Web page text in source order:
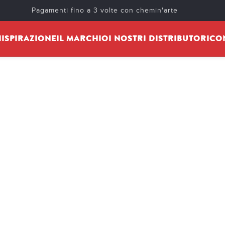
Pagamenti fino a 3 volte con chemin'arte
ISPIRAZIONEIL MARCHIOI NOSTRI DISTRIBUTORI